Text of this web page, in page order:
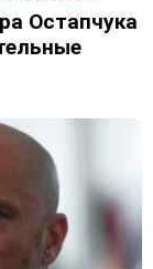
Остапчука